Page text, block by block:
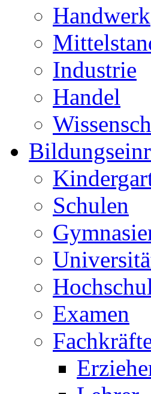
Handwerk
Industrie
Handel
Schulen
Examen